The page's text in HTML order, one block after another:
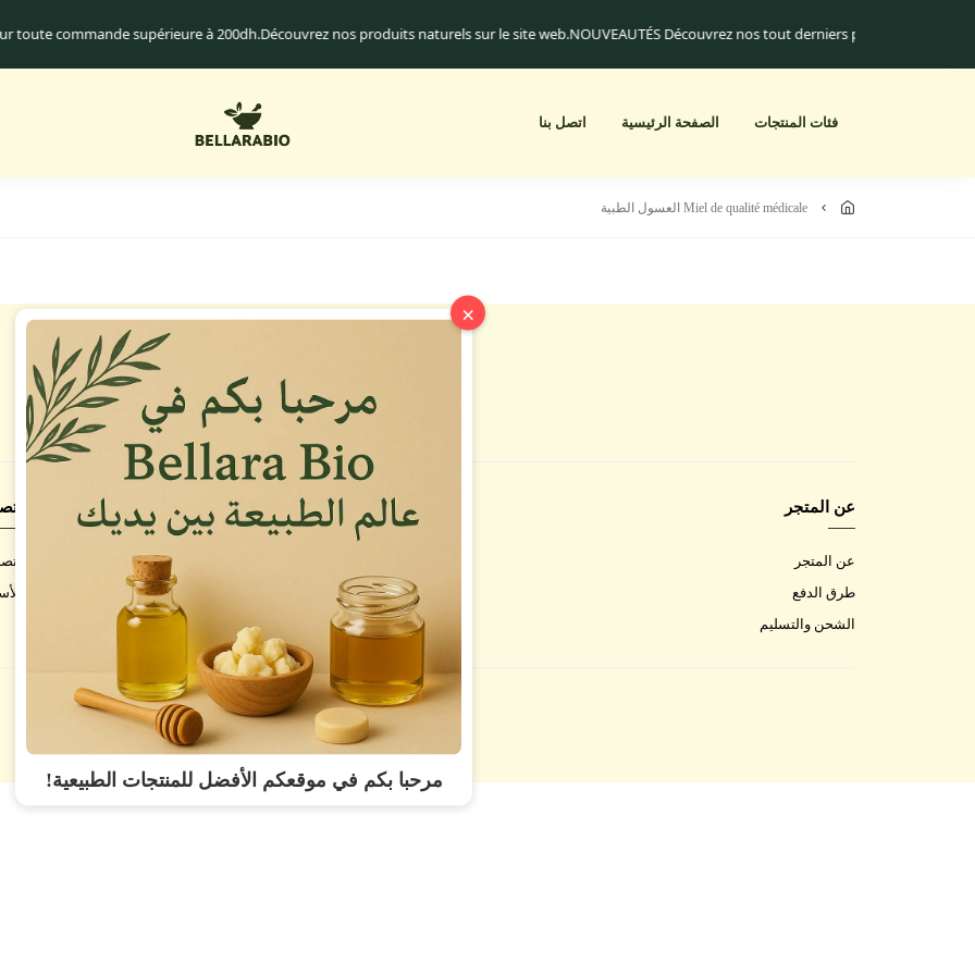
×
مرحبا بكم في موقعكم الأفضل للمنتجات الطبيعية!
toute commande supérieure à 200dh.Découvrez nos produits naturels sur le site web.NOUVEAUTÉS Découvrez nos tout derniers produits !
فئات المنتجات الصفحة الرئيسية اتصل بنا
miel de qualité médicale العسول الطبية
عن المتجر
عن المتجر
طرق الدفع
الشحن والتسليم
الشروط والسياسات
سياسة الاستبدال والاسترجاع
سياسة الخصوصية